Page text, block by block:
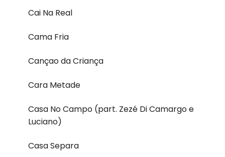
Cai Na Real
Cama Fria
Cançao da Criança
Cara Metade
Casa No Campo (part. Zezé Di Camargo e
Luciano)
Casa Separa